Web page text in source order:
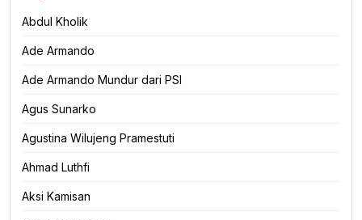
Abdul Kholik
Ade Armando
Ade Armando Mundur dari PSI
Agus Sunarko
Agustina Wilujeng Pramestuti
Ahmad Luthfi
Aksi Kamisan